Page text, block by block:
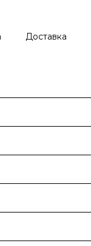
Доставка